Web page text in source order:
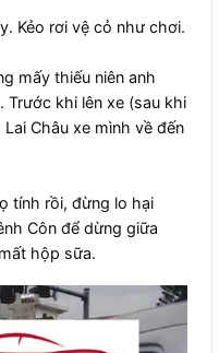
Kẻo rơi vệ cỏ như chơi.​
mấy thiếu niên anh
Trước khi lên xe (sau khi
Châu xe mình về đến
tính rồi, đừng lo hại
Côn để dừng giữa
hộp sữa.​